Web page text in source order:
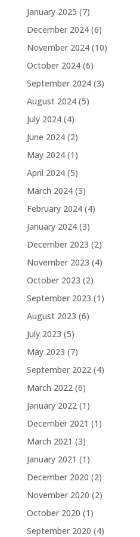
January 2025 (7)
December 2024(6)
November 2024(10)
October 2024(6)
September 2024(3)
August 2024(5)
July 2024(4)
June 2024(2)
May 2024(1)
April 2024(5)
March 2024(3)
February 2024(4)
January 2024(3)
December 2023 (2)
November 2023 (4)
October 2023 (2)
September 2023 (1)
August 2023 (6)
July 2023 (5)
May 2023 (7)
September 2022(4)
March 2022(6)
January 2022(1)
December 2021 (1)
March 2021 (3)
January 2021 (1)
December 2020 (2)
November 2020 (2)
October 2020 (1)
September 2020 (4)